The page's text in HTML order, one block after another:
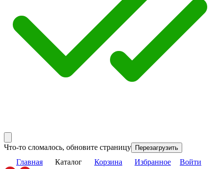
Что-то сломалось, обновите страницу Перезагрузить
Главная Каталог Корзина Избранное Войти